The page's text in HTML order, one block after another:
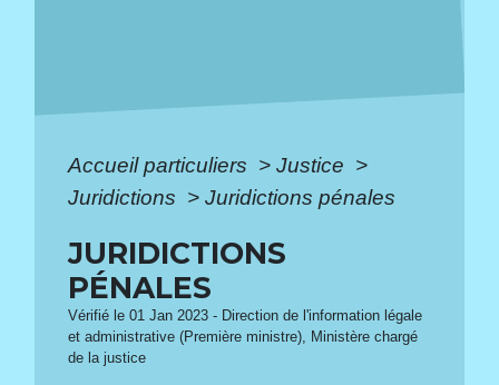
Accueil particuliers > Justice >
Juridictions > Juridictions pénales
JURIDICTIONS
PÉNALES
Vérifié le 01 Jan 2023 - Direction de l'information légale
et administrative (Première ministre), Ministère chargé
de la justice